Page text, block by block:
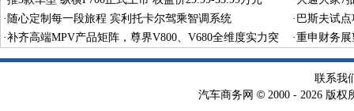
· 随心定制每一段旅程 宾利托卡尔驾乘智调系统 · 巴斯夫试
术
·补齐高端MPV产品矩阵，尊界V800、V680全维度实力突
围
·重申财务
联系我
汽车商务网 © 2000 - 2026 版权